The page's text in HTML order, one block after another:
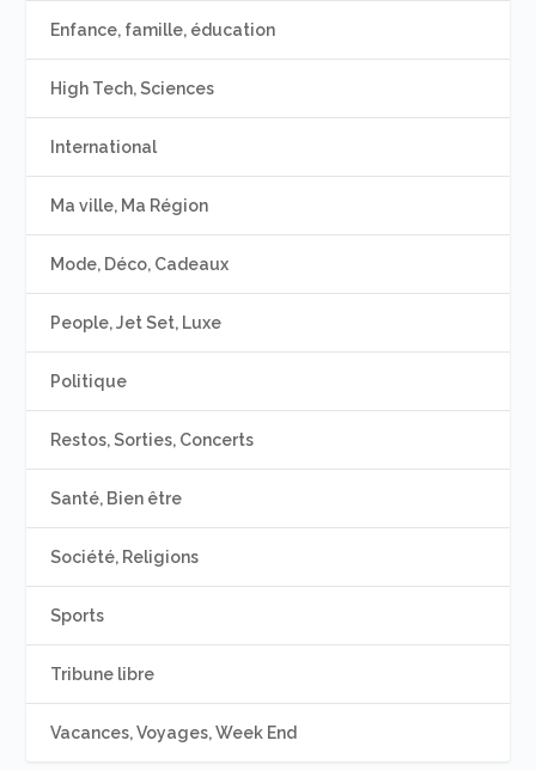
Enfance, famille, éducation
High Tech, Sciences
International
Ma ville, Ma Région
Mode, Déco, Cadeaux
People, Jet Set, Luxe
Politique
Restos, Sorties, Concerts
Santé, Bien être
Société, Religions
Sports
Tribune libre
Vacances, Voyages, Week End